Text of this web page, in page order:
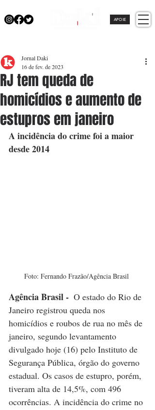
APOIE
RJ tem queda de
homicídios e aumento de
estupros em janeiro
Jornal Daki
16 de fev. de 2023
A incidência do crime foi a maior
desde 2014
Foto: Fernando Frazão/Agência Brasil
Agência Brasil - O estado do Rio de
Janeiro registrou queda nos
homicídios e roubos de rua no mês de
janeiro, segundo levantamento
divulgado hoje (16) pelo Instituto de
Segurança Pública, órgão do governo
estadual. Os casos de estupro, porém,
tiveram alta de 14,5%, com 496
ocorrências. A incidência do crime no